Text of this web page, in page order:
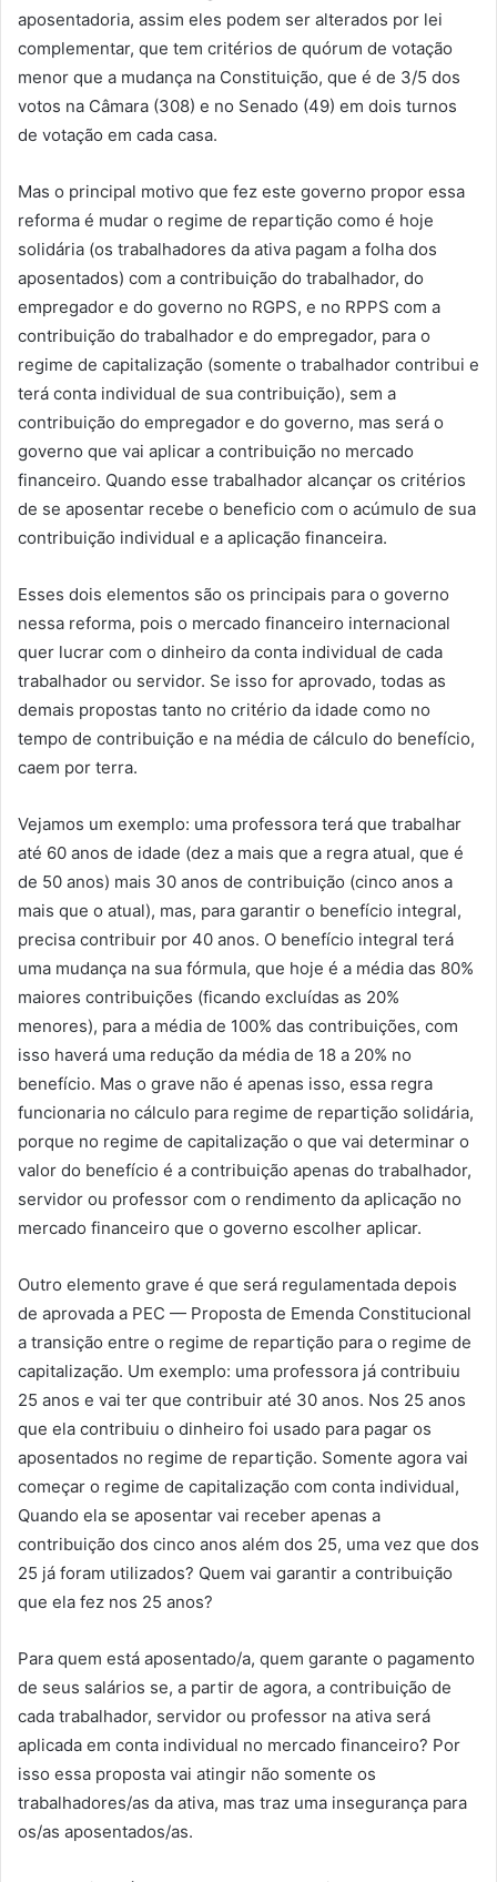
aposentadoria, assim eles podem ser alterados por lei
complementar, que tem critérios de quórum de votação
menor que a mudança na Constituição, que é de 3/5 dos
votos na Câmara (308) e no Senado (49) em dois turnos
de votação em cada casa.
Mas o principal motivo que fez este governo propor essa
reforma é mudar o regime de repartição como é hoje
solidária (os trabalhadores da ativa pagam a folha dos
aposentados) com a contribuição do trabalhador, do
empregador e do governo no RGPS, e no RPPS com a
contribuição do trabalhador e do empregador, para o
regime de capitalização (somente o trabalhador contribui e
terá conta individual de sua contribuição), sem a
contribuição do empregador e do governo, mas será o
governo que vai aplicar a contribuição no mercado
financeiro. Quando esse trabalhador alcançar os critérios
de se aposentar recebe o beneficio com o acúmulo de sua
contribuição individual e a aplicação financeira.
Esses dois elementos são os principais para o governo
nessa reforma, pois o mercado financeiro internacional
quer lucrar com o dinheiro da conta individual de cada
trabalhador ou servidor. Se isso for aprovado, todas as
demais propostas tanto no critério da idade como no
tempo de contribuição e na média de cálculo do benefício,
caem por terra.
Vejamos um exemplo: uma professora terá que trabalhar
até 60 anos de idade (dez a mais que a regra atual, que é
de 50 anos) mais 30 anos de contribuição (cinco anos a
mais que o atual), mas, para garantir o benefício integral,
precisa contribuir por 40 anos. O benefício integral terá
uma mudança na sua fórmula, que hoje é a média das 80%
maiores contribuições (ficando excluídas as 20%
menores), para a média de 100% das contribuições, com
isso haverá uma redução da média de 18 a 20% no
benefício. Mas o grave não é apenas isso, essa regra
funcionaria no cálculo para regime de repartição solidária,
porque no regime de capitalização o que vai determinar o
valor do benefício é a contribuição apenas do trabalhador,
servidor ou professor com o rendimento da aplicação no
mercado financeiro que o governo escolher aplicar.
Outro elemento grave é que será regulamentada depois
de aprovada a PEC — Proposta de Emenda Constitucional
a transição entre o regime de repartição para o regime de
capitalização. Um exemplo: uma professora já contribuiu
25 anos e vai ter que contribuir até 30 anos. Nos 25 anos
que ela contribuiu o dinheiro foi usado para pagar os
aposentados no regime de repartição. Somente agora vai
começar o regime de capitalização com conta individual,
Quando ela se aposentar vai receber apenas a
contribuição dos cinco anos além dos 25, uma vez que dos
25 já foram utilizados? Quem vai garantir a contribuição
que ela fez nos 25 anos?
Para quem está aposentado/a, quem garante o pagamento
de seus salários se, a partir de agora, a contribuição de
cada trabalhador, servidor ou professor na ativa será
aplicada em conta individual no mercado financeiro? Por
isso essa proposta vai atingir não somente os
trabalhadores/as da ativa, mas traz uma insegurança para
os/as aposentados/as.